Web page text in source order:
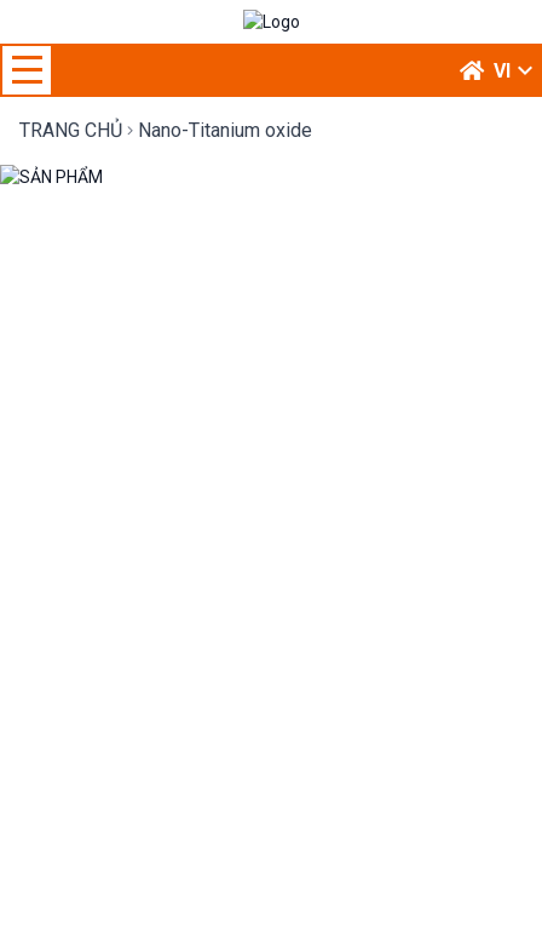
VI expand_more
TRANG CHỦ Nano-Titanium oxide